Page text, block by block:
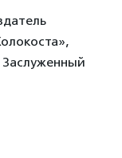
Заслуженный